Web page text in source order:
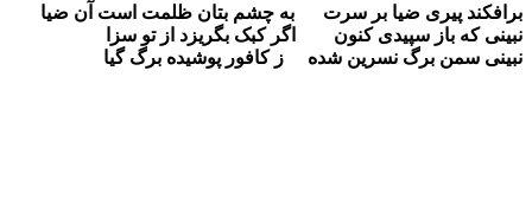
برافکند پیری ضیا بر سرت به چشم بتان ظلمت است آن ضیا
نبینی که باز سپیدی کنون اگر کبک بگریزد از تو سزا
نبینی سمن برگ نسرین شده ز کافور پوشیده برگ گیا